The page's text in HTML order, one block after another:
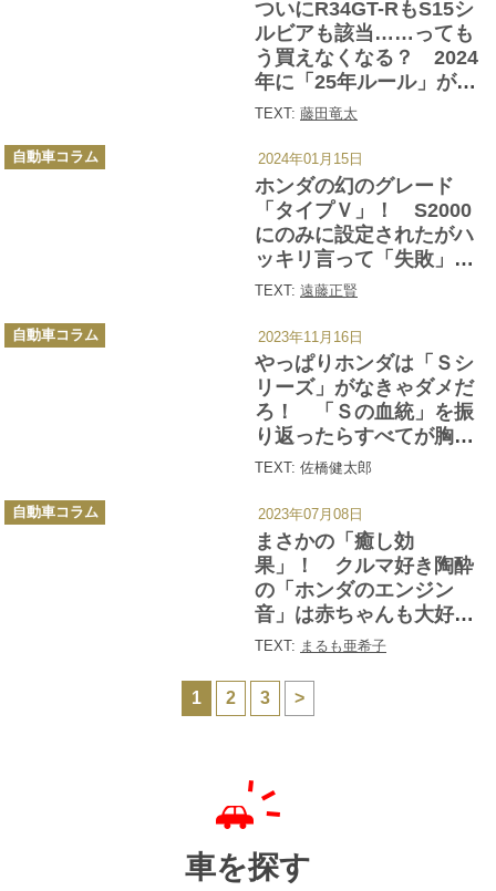
ついにR34GT-RもS15シ
ルビアも該当……っても
う買えなくなる？ 2024
年に「25年ルール」が適
用される国産車
TEXT: 藤田竜太
ホンダの幻のグレード
「タイプＶ」！ S2000
にのみに設定されたがハ
ッキリ言って「失敗」だ
ったその中身とは
TEXT: 遠藤正賢
カ
テ
自動車コラム 2024年01月15日
やっぱりホンダは「Ｓシ
リーズ」がなきゃダメだ
ろ！ 「Ｓの血統」を振
り返ったらすべてが胸熱
だった
TEXT: 佐橋健太郎
カ
テ
自動車コラム 2023年11月16日
まさかの「癒し効
果」！ クルマ好き陶酔
の「ホンダのエンジン
音」は赤ちゃんも大好き
だった
TEXT: まるも亜希子
カ
テ
自動車コラム 2023年07月08日
1 2 3 >
車を探す